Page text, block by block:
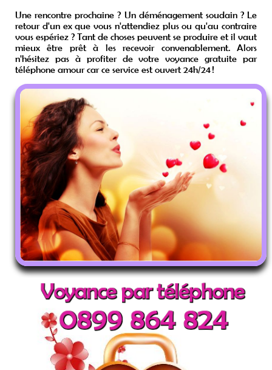
Une rencontre prochaine ? Un déménagement soudain ? Le
retour d'un ex que vous n'attendiez plus ou qu'au contraire
vous espériez ? Tant de choses peuvent se produire et il vaut
mieux être prêt à les recevoir convenablement. Alors
n'hésitez pas à profiter de votre voyance gratuite par
téléphone amour car ce service est ouvert 24h/24 !